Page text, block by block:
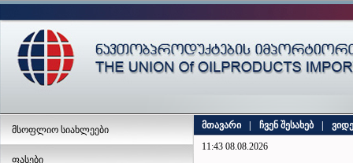
მსოფლიო სიახლეები
ფასები
მთავარი ჩვენ შესახებ
11:43 08.08.2026